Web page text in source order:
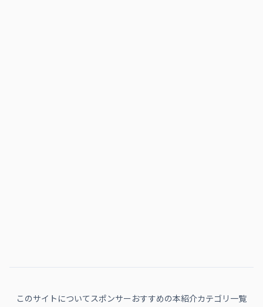
このサイトについて スポンサーおすすめの本紹介カテゴリ一覧